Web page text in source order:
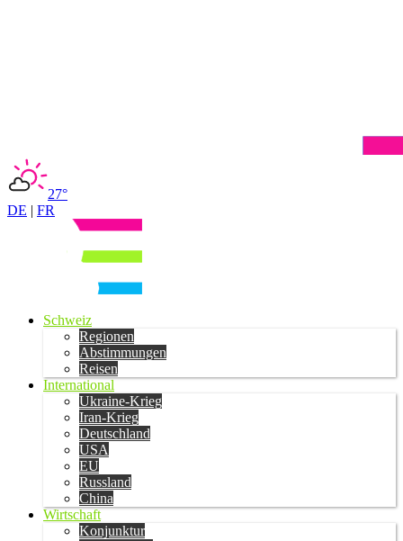
27°
DE | FR
Schweiz
Regionen
Abstimmungen
Reisen
International
Ukraine-Krieg
Iran-Krieg
Deutschland
USA
EU
Russland
China
Wirtschaft
Konjunktur